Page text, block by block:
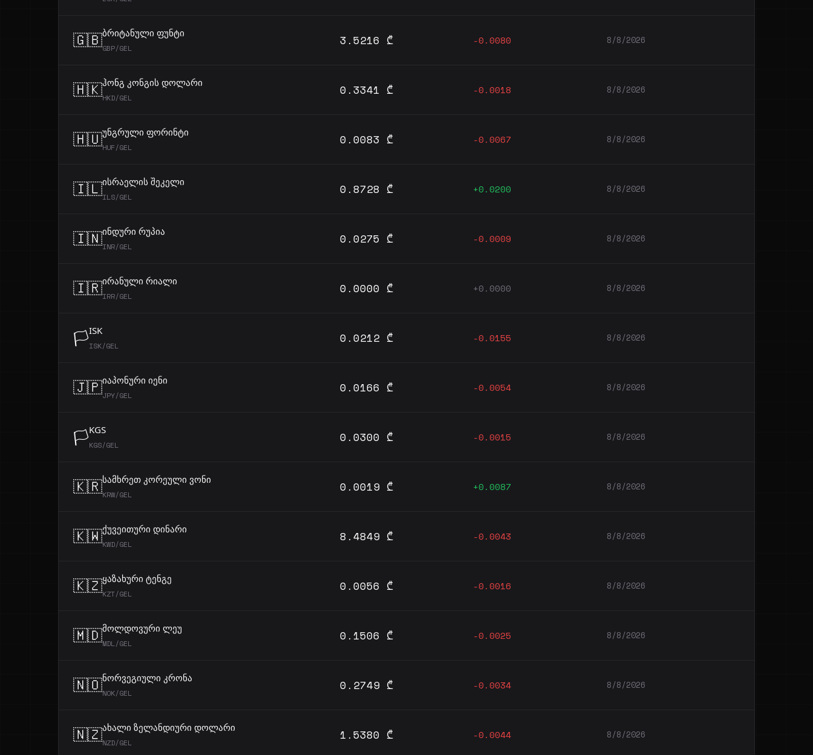
🇬🇧ბრიტანული ფუნტი
GBP/GEL 3.5216 ₾ -0.0080 8/8/2026
🇭🇰ჰონგ კონგის დოლარი
HKD/GEL 0.3341 ₾ -0.0018 8/8/2026
🇭🇺უნგრული ფორინტი
HUF/GEL 0.0083 ₾ -0.0067 8/8/2026
🇮🇱ისრაელის შეკელი
ILS/GEL 0.8728 ₾ +0.0200 8/8/2026
🇮🇳ინდური რუპია
INR/GEL 0.0275 ₾ -0.0009 8/8/2026
🇮🇷ირანული რიალი
IRR/GEL 0.0000 ₾ +0.0000 8/8/2026
🏳️ISK
ISK/GEL 0.0212 ₾ -0.0155 8/8/2026
🇯🇵იაპონური იენი
JPY/GEL 0.0166 ₾ -0.0054 8/8/2026
🏳️KGS
KGS/GEL 0.0300 ₾ -0.0015 8/8/2026
🇰🇷სამხრეთ კორეული ვონი
KRW/GEL 0.0019 ₾ +0.0087 8/8/2026
🇰🇼ქუვეითური დინარი
KWD/GEL 8.4849 ₾ -0.0043 8/8/2026
🇰🇿ყაზახური ტენგე
KZT/GEL 0.0056 ₾ -0.0016 8/8/2026
🇲🇩მოლდოვური ლეუ
MDL/GEL 0.1506 ₾ -0.0025 8/8/2026
🇳🇴ნორვეგიული კრონა
NOK/GEL 0.2749 ₾ -0.0034 8/8/2026
🇳🇿ახალი ზელანდიური დოლარი
NZD/GEL 1.5380 ₾ -0.0044 8/8/2026